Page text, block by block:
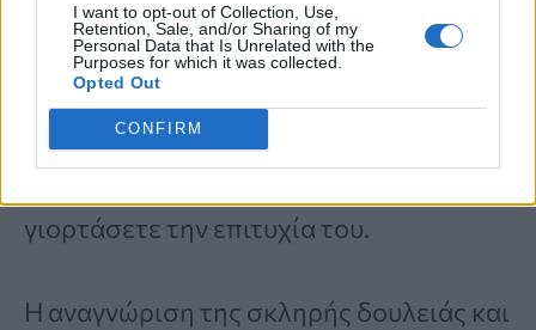
I want to opt-out of Collection, Use,
Retention, Sale, and/or Sharing of my
Personal Data that Is Unrelated with the
Purposes for which it was collected.
Opted Out
CONFIRM
δείχνει ότι είστε περήφανες για αυτόν
και πραγματικά χαρούμενες για τα
επιτεύγματά του. Αυτό μπορεί να γίνει
μέσω ενόςεπαίνου, μίας χειρονομίας ή
γιορτάσετε την επιτυχία του.
Η αναγνώριση της σκληρής δουλειάς και